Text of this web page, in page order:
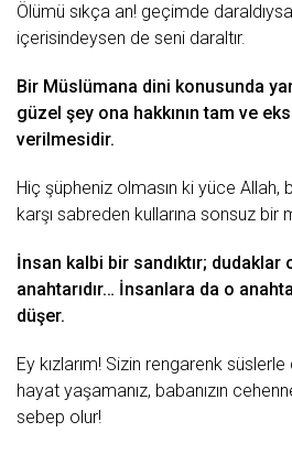
Ölümü sıkça an! geçimde
içerisindeysen de seni daraltır.
Bir Müslümana dini konusunda
güzel şey ona hakkının tam ve
verilmesidir.
Hiç şüpheniz olmasın ki yüce Allah,
karşı sabreden kullarına sonsuz
İnsan kalbi bir sandıktır; dudaklar
anahtarıdır… İnsanlara da o
düşer.
Ey kızlarım! Sizin rengarenk
hayat yaşamanız, babanızın
sebep olur!